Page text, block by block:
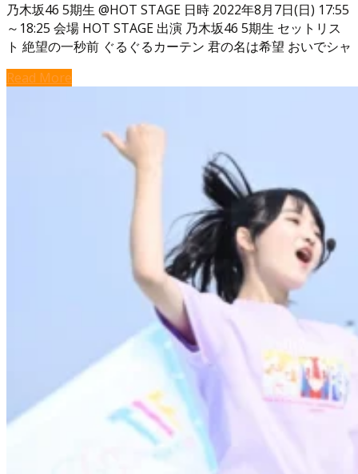
乃木坂46 5期生 @HOT STAGE 日時 2022年8月7日(日) 17:55
～18:25 会場 HOT STAGE 出演 乃木坂46 5期生 セットリス
ト 絶望の一秒前 ぐるぐるカーテン 君の名は希望 おいでシャ
Read More